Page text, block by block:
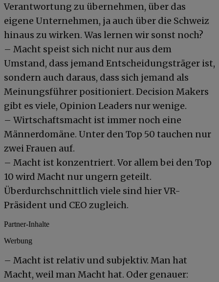
Verantwortung zu übernehmen, über das
eigene Unternehmen, ja auch über die Schweiz
hinaus zu wirken. Was lernen wir sonst noch?
– Macht speist sich nicht nur aus dem
Umstand, dass jemand Entscheidungsträger ist,
sondern auch daraus, dass sich jemand als
Meinungsführer positioniert. Decision Makers
gibt es viele, Opinion Leaders nur wenige.
– Wirtschaftsmacht ist immer noch eine
Männerdomäne. Unter den Top 50 tauchen nur
zwei Frauen auf.
– Macht ist konzentriert. Vor allem bei den Top
10 wird Macht nur ungern geteilt.
Überdurchschnittlich viele sind hier VR-
Präsident und CEO zugleich.
Partner-Inhalte
Werbung
– Macht ist relativ und subjektiv. Man hat
Macht, weil man Macht hat. Oder genauer: